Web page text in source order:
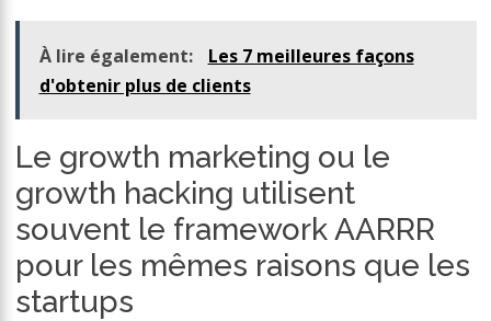
À lire également:
Les 7 meilleures façons
d'obtenir plus de clients
Le growth marketing ou le
growth hacking utilisent
souvent le framework AARRR
pour les mêmes raisons que les
startups